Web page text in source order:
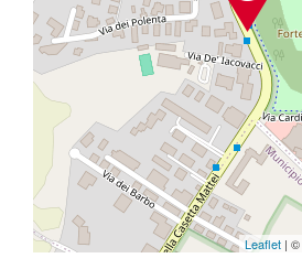
Leaflet | ©